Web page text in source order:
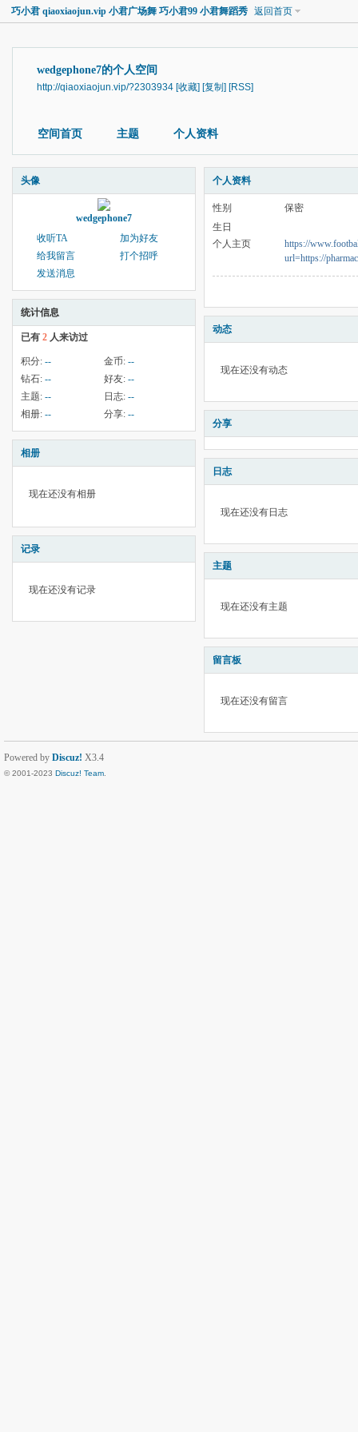
巧小君 qiaoxiaojun.vip 小君广场舞 巧小君99 小君舞蹈秀 返回首页
wedgephone7的个人空间
http://qiaoxiaojun.vip/?2303934 [收藏] [复制] [RSS]
空间首页 主题 个人资料
头像
wedgephone7
收听TA
加为好友
给我留言
打个招呼
发送消息
统计信息
已有 2 人来访过
积分: -- 金币: --
钻石: -- 好友: --
主题: -- 日志: --
相册: -- 分享: --
相册
现在还没有相册
记录
现在还没有记录
个人资料
性别
保密
生日
个人主页
https://
url=https://
动态
现在还没有动态
分享
日志
现在还没有日志
主题
现在还没有主题
留言板
现在还没有留言
Powered by Discuz! X3.4
© 2001-2023 Discuz! Team